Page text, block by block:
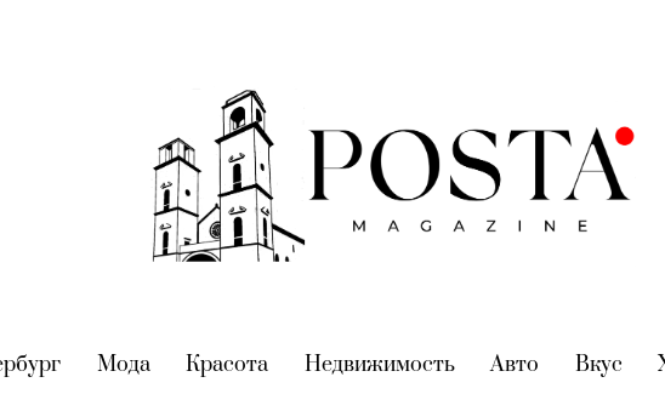
(current)
Мода(current)
Красота (current)
Недвижимость(current)
Авто (current)
Вкус